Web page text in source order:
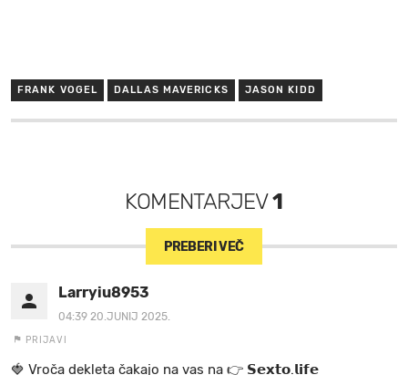
FRANK VOGEL DALLAS MAVERICKS JASON KIDD
KOMENTARJEV1
PREBERI VEČ
Larryiu8953
04:39 20.JUNIJ 2025.
PRIJAVI
🍓 V r o č a d e k l e t a ča k a jo na va s n a 👉 𝗦𝗲𝘅𝘁𝗼.𝗹𝗶𝗳𝗲